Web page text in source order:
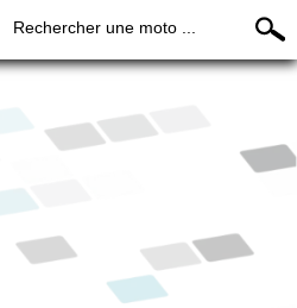
Rechercher une moto ...